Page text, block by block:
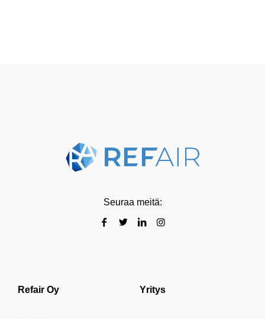
Seuraa meitä:
Refair Oy Yritys